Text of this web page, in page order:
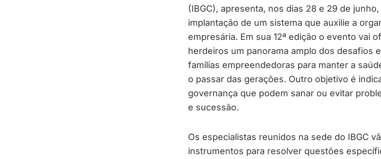
(IBGC), apresenta, nos dias 28 e 29 de
implantação de um sistema que auxilie a
empresária. Em sua 12ª edição o evento vai
herdeiros um panorama amplo dos desafios
famílias empreendedoras para manter a
o passar das gerações. Outro objetivo é
governança que podem sanar ou evitar
e sucessão.
Os especialistas reunidos na sede do IBGC
instrumentos para resolver questões